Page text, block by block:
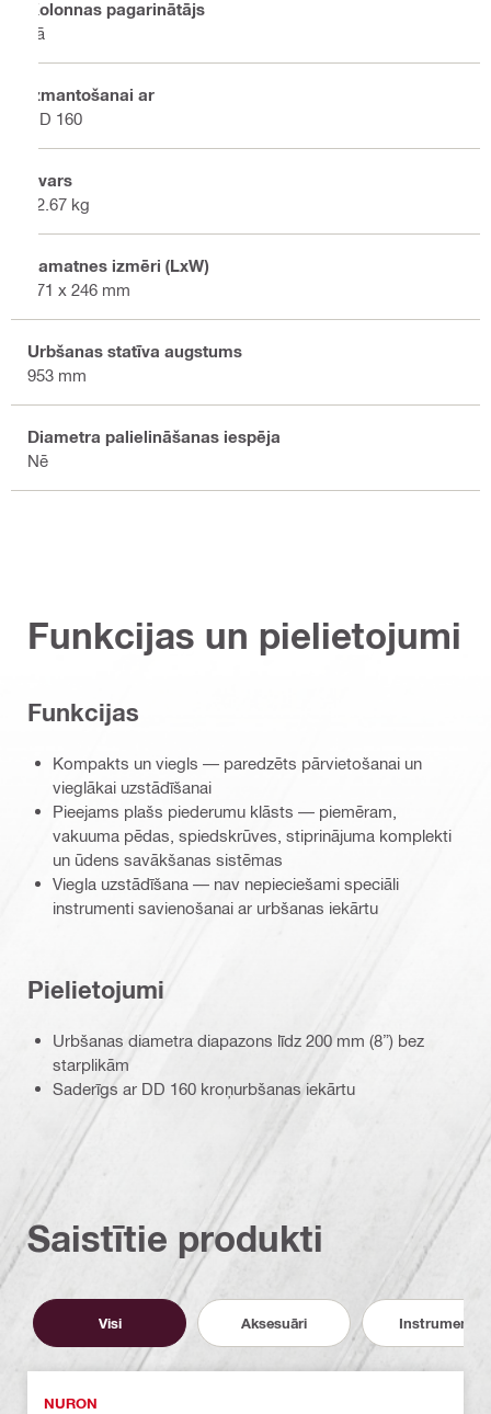
Kolonnas pagarinātājs
Jā
Izmantošanai ar
DD 160
Svars
12.67 kg
Pamatnes izmēri (LxW)
471 x 246 mm
Urbšanas statīva augstums
953 mm
Diametra palielināšanas iespēja
Nē
Funkcijas un pielietojumi
Funkcijas
Kompakts un viegls — paredzēts pārvietošanai un
vieglākai uzstādīšanai
Pieejams plašs piederumu klāsts — piemēram,
vakuuma pēdas, spiedskrūves, stiprinājuma komplekti
un ūdens savākšanas sistēmas
Viegla uzstādīšana — nav nepieciešami speciāli
instrumenti savienošanai ar urbšanas iekārtu
Pielietojumi
Urbšanas diametra diapazons līdz 200 mm (8”) bez
starplikām
Saderīgs ar DD 160 kroņurbšanas iekārtu
Saistītie produkti
Visi Aksesuāri Instrumenti
NURON